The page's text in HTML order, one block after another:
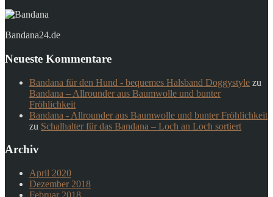
Bandana24.de
Neueste Kommentare
Bandana für den Hund - bequemes Halsband Doggystyle zu
Bandana – Allrounder aus Baumwolle und bunter
Fröhlichkeit
Bandana - Allrounder aus Baumwolle und bunter Fröhlichkeit
zu Schalhalter für das Bandana – Loch an Loch sortiert
Archiv
April 2020
Dezember 2018
Februar 2018